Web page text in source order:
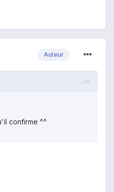
Auteur
confirme ^^